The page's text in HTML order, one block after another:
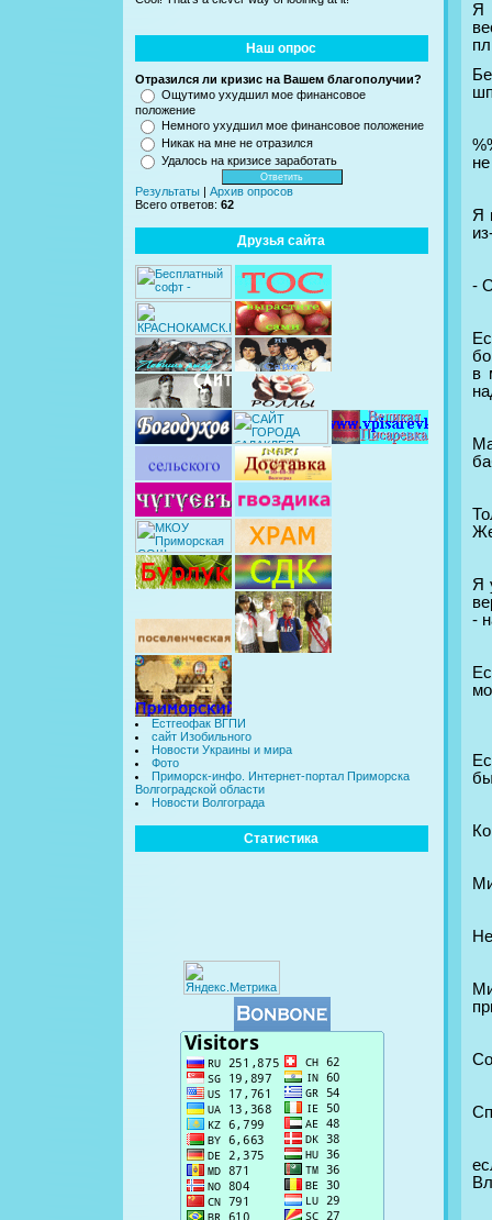
Наш опрос
Отразился ли кризис на Вашем благополучии?
Ощутимо ухудшил мое финансовое
положение
Немного ухудшил мое финансовое положение
Никак на мне не отразился
Удалось на кризисе заработать
Результаты
Архив опросов
Всего ответов: 62
Друзья сайта
Естгеофак ВГПИ
сайт Изобильного
Новости Украины и мира
Фото
Приморск-инфо. Интернет-портал Приморска
Волгоградской области
Новости Волгограда
Статистика
Я
Я
-
в
Я
-